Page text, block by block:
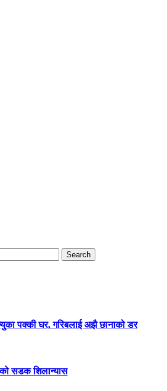
पक्की घर, गरिबलाई अझै छानाको डर
सडक शिलान्यास